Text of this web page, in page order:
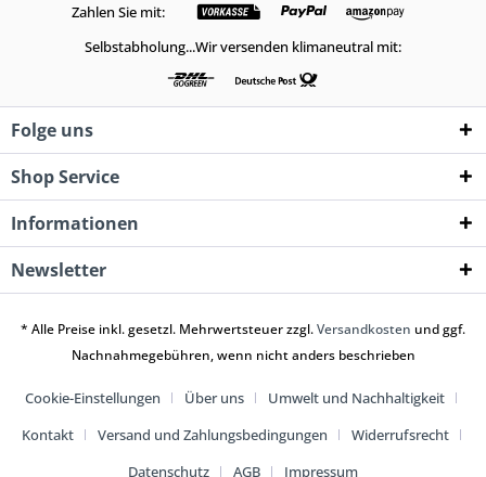
Zahlen Sie mit:
Selbstabholung...Wir versenden klimaneutral mit:
Folge uns
Shop Service
Informationen
Newsletter
* Alle Preise inkl. gesetzl. Mehrwertsteuer zzgl.Versandkosten und ggf.
Nachnahmegebühren, wenn nicht anders beschrieben
Cookie-Einstellungen Über uns
Umwelt und Nachhaltigkeit
Kontakt
Versand und Zahlungsbedingungen
Widerrufsrecht
Datenschutz
AGB Impressum